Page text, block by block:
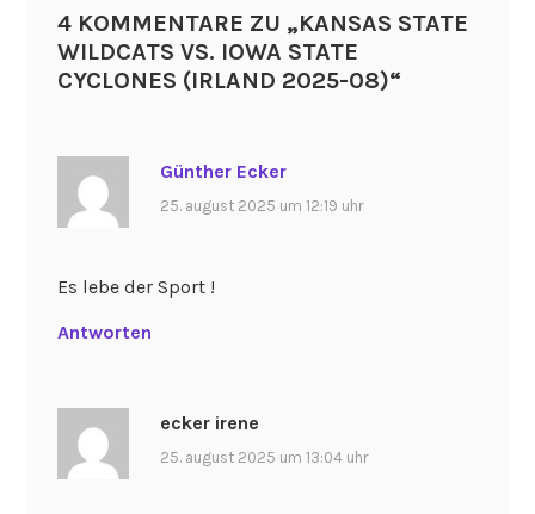
4 KOMMENTARE ZU „KANSAS STATE
WILDCATS VS. IOWA STATE
CYCLONES (IRLAND 2025-08)“
Günther Ecker
25. august 2025 um 12:19 uhr
Es lebe der Sport !
Antworten
ecker irene
25. august 2025 um 13:04 uhr